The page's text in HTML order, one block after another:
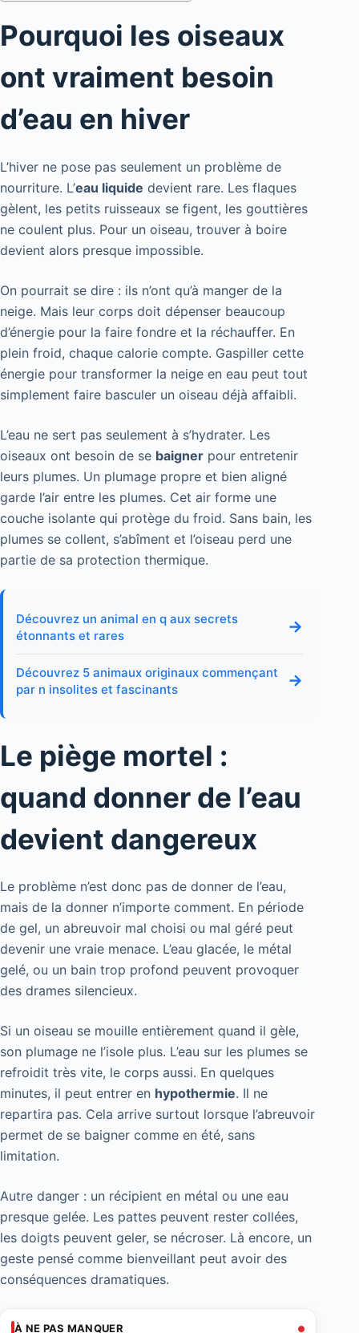
Pourquoi les oiseaux
ont vraiment besoin
d’eau en hiver
L’hiver ne pose pas seulement un problème de
nourriture. L’eau liquide devient rare. Les flaques
gèlent, les petits ruisseaux se figent, les gouttières
ne coulent plus. Pour un oiseau, trouver à boire
devient alors presque impossible.
On pourrait se dire : ils n’ont qu’à manger de la
neige. Mais leur corps doit dépenser beaucoup
d’énergie pour la faire fondre et la réchauffer. En
plein froid, chaque calorie compte. Gaspiller cette
énergie pour transformer la neige en eau peut tout
simplement faire basculer un oiseau déjà affaibli.
L’eau ne sert pas seulement à s’hydrater. Les
oiseaux ont besoin de se baigner pour entretenir
leurs plumes. Un plumage propre et bien aligné
garde l’air entre les plumes. Cet air forme une
couche isolante qui protège du froid. Sans bain, les
plumes se collent, s’abîment et l’oiseau perd une
partie de sa protection thermique.
Découvrez un animal en q aux secrets
étonnants et rares
→
Découvrez 5 animaux originaux commençant
par n insolites et fascinants
→
Le piège mortel :
quand donner de l’eau
devient dangereux
Le problème n’est donc pas de donner de l’eau,
mais de la donner n’importe comment. En période
de gel, un abreuvoir mal choisi ou mal géré peut
devenir une vraie menace. L’eau glacée, le métal
gelé, ou un bain trop profond peuvent provoquer
des drames silencieux.
Si un oiseau se mouille entièrement quand il gèle,
son plumage ne l’isole plus. L’eau sur les plumes se
refroidit très vite, le corps aussi. En quelques
minutes, il peut entrer en hypothermie. Il ne
repartira pas. Cela arrive surtout lorsque l’abreuvoir
permet de se baigner comme en été, sans
limitation.
Autre danger : un récipient en métal ou une eau
presque gelée. Les pattes peuvent rester collées,
les doigts peuvent geler, se nécroser. Là encore, un
geste pensé comme bienveillant peut avoir des
conséquences dramatiques.
À NE PAS MANQUER